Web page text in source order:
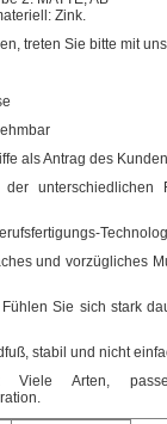
Zink.
treten Sie bitte mit
als Antrag des
der unterschiedlichen
und vorzügliches
Sie sich stark
stabil und nicht
Viele Arten,